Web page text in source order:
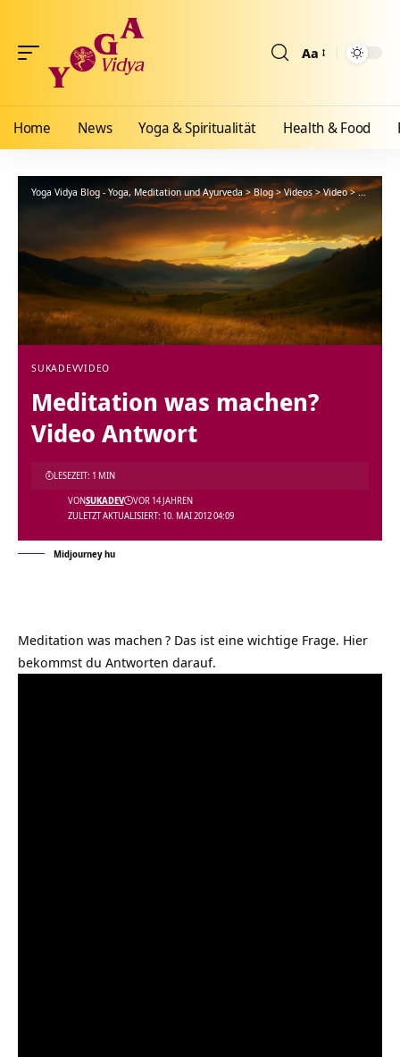
Aa
Home News Yoga & Spiritualität Health & Food
Yoga Vidya Blog - Yoga, Meditation und Ayurveda>Blog>Videos>Video>
SUKADEVVIDEO
Meditation was machen?
Video Antwort
ZULETZT AKTUALISIERT: 10. MAI 2012 04:09
VONSUKADEV VOR 14 JAHREN
LESEZEIT: 1 MIN
Midjourney hu
Meditation was machen ? Das ist eine wichtige Frage. Hier
bekommst du Antworten darauf.